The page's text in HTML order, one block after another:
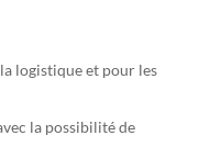
logistique et pour les
la possibilité de